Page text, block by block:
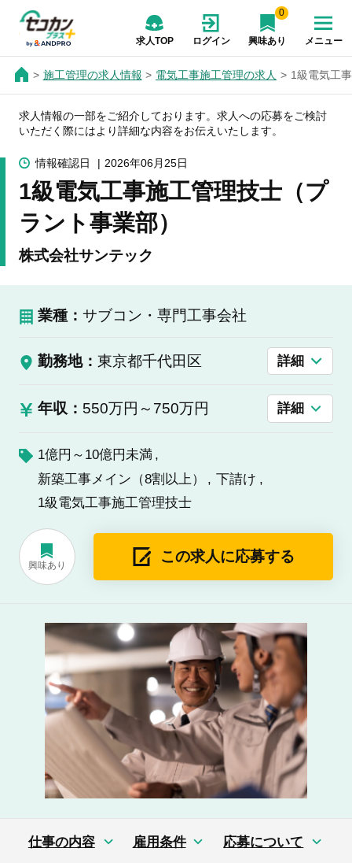
求人TOP ログイン
0
興味あり メニュー
施工管理の求人情報 電気工事施工管理の求人 1級電気工
求人情報の一部をご紹介しております。求人への応募をご検討
いただく際にはより詳細な内容をお伝えいたします。
情報確認日 2026年06月25日
1級電気工事施工管理技士（プ
ラント事業部）
株式会社サンテック
業種： サブコン・専門工事会社
勤務地： 東京都千代田区 詳細
年収： 550万円～750万円 詳細
1億円～10億円未満
新築工事メイン（8割以上）
下請け
1級電気工事施工管理技士
興味あり
この求人に応募する
仕事の内容 雇用条件 応募について